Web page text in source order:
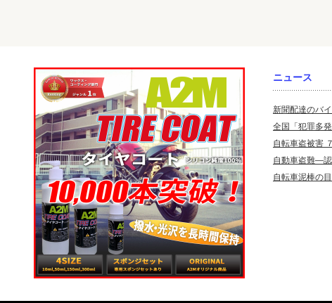
ニュース
新聞配達のバ
全国「犯罪多
自転車盗被害
自動車盗難—
自転車泥棒の